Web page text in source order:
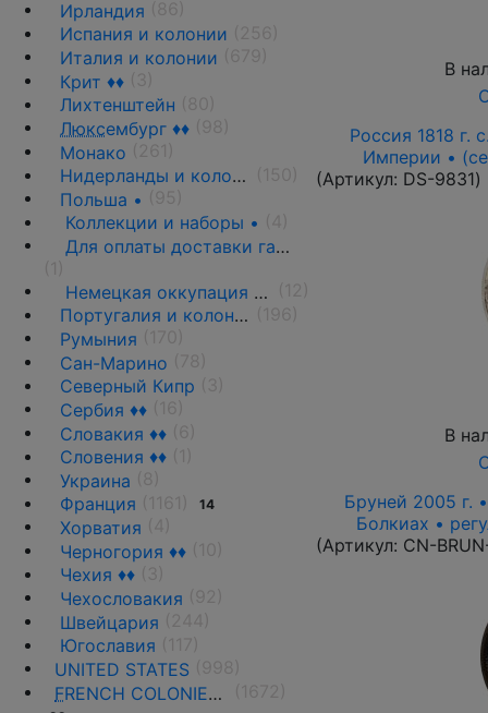
Ирландия
Испания и колонии
Италия и колонии
Крит ♦♦
Лихтенштейн
Люксембург ♦♦
Монако
Нидерланды и колонии
Польша •
Коллекции и наборы •
Для оплаты доставки газет
Немецкая оккупация 1939-1944 гг.
Португалия и колонии
Румыния
Сан-Марино
Северный Кипр
Сербия ♦♦
Словакия ♦♦
Словения ♦♦
Украина
Франция
14
Хорватия
Черногория ♦♦
Чехия ♦♦
Чехословакия
Швейцария
Югославия
UNITED STATES
FRENCH COLONIES AND THE TERRITORIES
В
Россия 1818 г.
Империи •
(Артикул: DS-9831)
В
Бруней 2005 г.
Болкиах •
(Артикул: CN-